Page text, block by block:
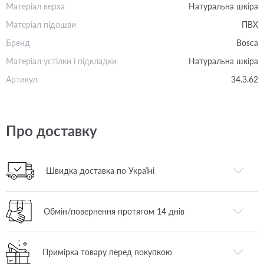
Матеріал верха
Натуральна шкіра
Матеріал підошви
ПВХ
Бренд
Bosca
Матеріал устілки і підкладки
Натуральна шкіра
Артикул
34.3.62
Про доставку
Швидка доставка по Україні
Обмін/повернення протягом 14 днів
Примірка товару перед покупкою